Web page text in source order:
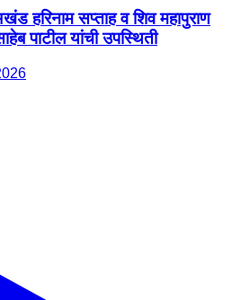
हरिनाम सप्ताह व शिव महापुराण
पाटील यांची उपस्थिती